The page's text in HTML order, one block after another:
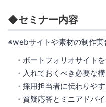
◆セミナー内容
※webサイトや素材の制作実
・ポートフォリオサイト
・入れておくべき必要な
・採用担当者に伝わりや
・質疑応答とミニアドバイ